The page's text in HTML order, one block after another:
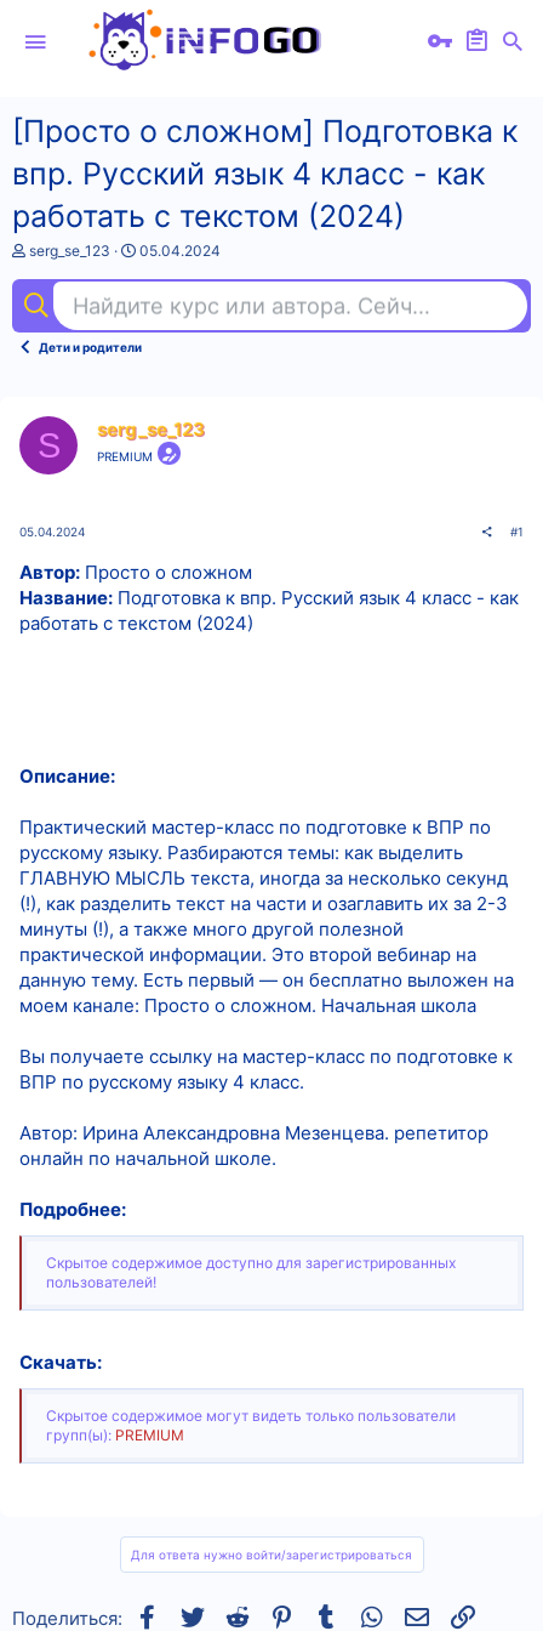
[Просто о сложном] Подготовка к
впр. Русский язык 4 класс - как
работать с текстом (2024)
А
т
о
т
serg_se_123
Д
а
н
а
05.04.2024
Найдите курс или автора. Сейчас ищут
Дети и родители
S serg_se_123
PREMIUM
05.04.2024 #1
Автор: Просто о сложном
Название: Подготовка к впр. Русский язык 4 класс - как
работать с текстом (2024)
Описание:
Практический мастер-класс по подготовке к ВПР по
русскому языку. Разбираются темы: как выделить
ГЛАВНУЮ МЫСЛЬ текста, иногда за несколько секунд
(!), как разделить текст на части и озаглавить их за 2-3
минуты (!), а также много другой полезной
практической информации. Это второй вебинар на
данную тему. Есть первый — он бесплатно выложен на
моем канале: Просто о сложном. Начальная школа
Вы получаете ссылку на мастер-класс по подготовке к
ВПР по русскому языку 4 класс.
Автор: Ирина Александровна Мезенцева. репетитор
онлайн по начальной школе.
Подробнее:
Скрытое содержимое доступно для зарегистрированных
пользователей!
Скачать:
Скрытое содержимое могут видеть только пользователи
групп(ы): PREMIUM
Для ответа нужно войти/зарегистрироваться
Поделиться: Facebook
TwitterReddit Pinterest
Tumblr WhatsAppСсылка